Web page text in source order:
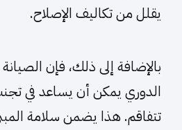
يقلل من تكاليف الإصلاح.
بالإضافة إلى ذلك، فإن
الدوري يمكن أن يساعد في
تتفاقم. هذا يضمن سلامة